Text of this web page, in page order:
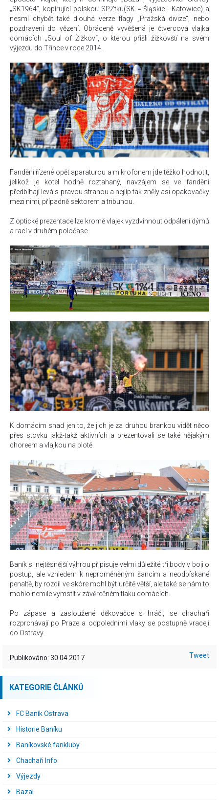
„SK1964“, kopírující polskou SPZtku(SK = Śląskie - Katowice) a
nesmí chybět také dlouhá verze flagy „Pražská divize“, nebo
pozdravení do vězení. Obráceně vyvěšená je čtvercová vlajka
domácích „Soul of Žižkov“, o kterou přišli žižkovští na svém
výjezdu do Třince v roce 2014.
Fandění řízené opět aparaturou a mikrofonem jde těžko hodnotit,
jelikož je kotel hodně roztahaný, navzájem se ve fandění
předbíhají levá s pravou stranou a nejlíp tak zněly asi opakovačky
mezi nimi, případně sektorem a tribunou.
Z optické prezentace lze kromě vlajek vyzdvihnout odpálení dýmů
a rací v druhém poločase.
K domácím snad jen to, že jich je za druhou brankou vidět něco
přes stovku jakž-takž aktivních a prezentovali se také nějakým
choreem a vlajkou na plotě.
Baník si nejtěsnější výhrou připisuje velmi důležité tři body v boji o
postup, ale vzhledem k neproměněným šancím a neodpískané
penaltě, by rozdíl ve skóre mohl být určitě větší, ale také se nám to
mohlo nemile vymstít v závěrečném tlaku domácích.
Po zápase a zasloužené děkovačce s hráči, se chachaři
rozprchávají po Praze a odpoledními vlaky se postupně vracejí
do Ostravy.
Publikováno: 30.04.2017 Tweet
KATEGORIE ČLÁNKŮ
FC Baník Ostrava
Historie Baníku
Baníkovské fankluby
Chachaři Info
Výjezdy
Bazal